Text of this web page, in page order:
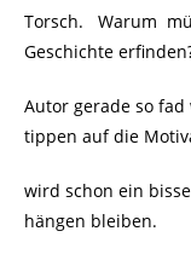
Torsch. Warum
Geschichte
Autor gerade so
tippen auf die
wird schon ein
hängen bleiben.